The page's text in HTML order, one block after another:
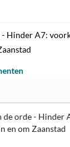
Hinder A7:
de orde - Hinder
en om Zaanstad